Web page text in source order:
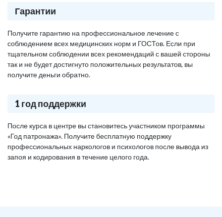
Гарантии
Получите гарантию на профессиональное лечение с
соблюдением всех медицинских норм и ГОСТов. Если при
тщательном соблюдении всех рекомендаций с вашей стороны
так и не будет достигнуто положительных результатов, вы
получите деньги обратно.
1 год поддержки
После курса в центре вы становитесь участником программы
«Год патронажа». Получите бесплатную поддержку
профессиональных наркологов и психологов после вывода из
запоя и кодирования в течение целого года.